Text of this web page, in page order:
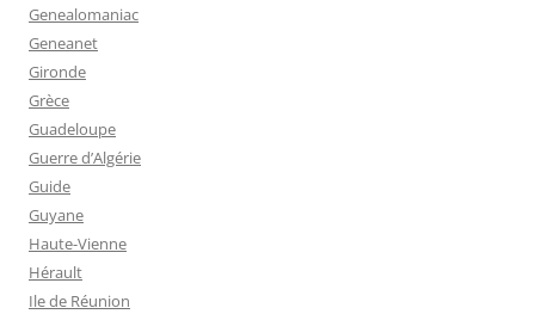
Genealomaniac
Geneanet
Gironde
Grèce
Guadeloupe
Guerre d’Algérie
Guide
Guyane
Haute-Vienne
Hérault
Ile de Réunion